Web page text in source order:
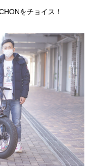
をチョイス！